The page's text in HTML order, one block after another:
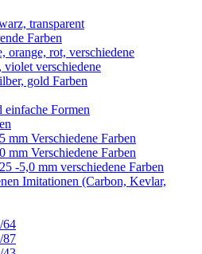
transparent
Farben
orange, rot, verschiedene
violet verschiedene
gold Farben
einfache Formen
mm Verschiedene Farben
mm Verschiedene Farben
-5,0 mm verschiedene Farben
Imitationen (Carbon, Kevlar,
64
87